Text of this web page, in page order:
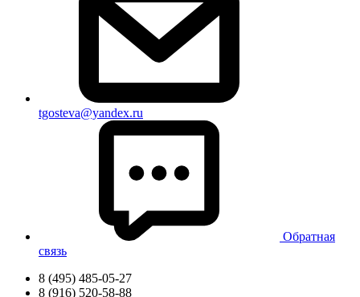
tgosteva@yandex.ru
Обратная
связь
8 (495) 485-05-27
8 (916) 520-58-88